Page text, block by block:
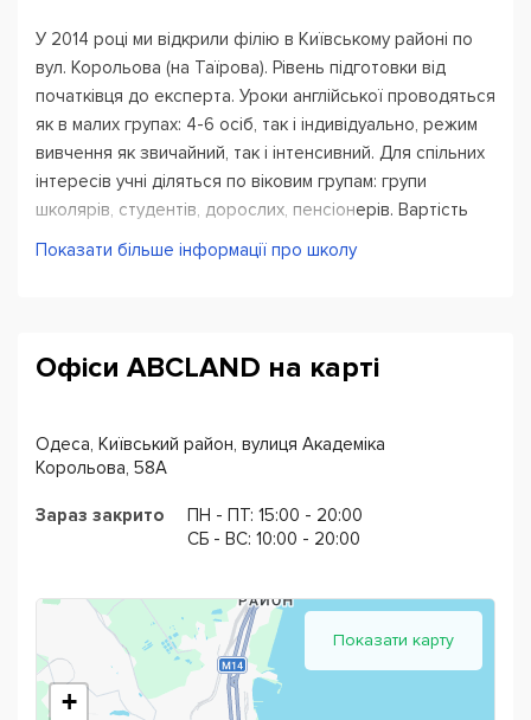
У 2014 році ми відкрили філію в Київському районі по
вул. Корольова (на Таїрова). Рівень підготовки від
початківця до експерта. Уроки англійської проводяться
як в малих групах: 4-6 осіб, так і індивідуально, режим
вивчення як звичайний, так і інтенсивний. Для спільних
інтересів учні діляться по віковим групам: групи
школярів, студентів, дорослих, пенсіонерів. Вартість
навчання дуже демократична. Зручне розташування
Показати більше інформації про школу
Офіси ABCLAND на карті
Одеса, Київський район, вулиця Академіка
Корольова, 58А
Зараз закрито
ПН - ПТ: 15:00 - 20:00
CБ - ВС: 10:00 - 20:00
Показати карту
+